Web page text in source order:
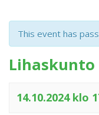
This event has
14.10.2024 klo